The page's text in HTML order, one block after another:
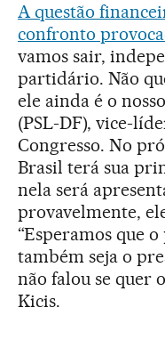
A questão
confronto
vamos sair,
partidário. Não
ele ainda é o
(PSL-DF), vice-
Congresso. No
Brasil terá sua
nela será
provavelmente,
“Esperamos que
também seja o
não falou se quer
Kicis.